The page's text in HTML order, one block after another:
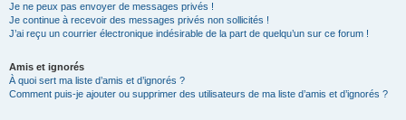
Je ne peux pas envoyer de messages privés !
Je continue à recevoir des messages privés non sollicités !
J’ai reçu un courrier électronique indésirable de la part de quelqu’un sur ce forum !
Amis et ignorés
À quoi sert ma liste d’amis et d’ignorés ?
Comment puis-je ajouter ou supprimer des utilisateurs de ma liste d’amis et d’ignorés ?